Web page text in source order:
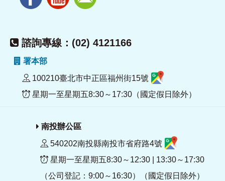
諮詢專線：(02) 4121166
署本部
100210臺北市中正區福州街15號
星期一至星期五8:30～17:30（國定假日除外）
南投辦公區
540202南投縣南投市省府路4號
星期一至星期五8:30～12:30 | 13:30～17:30
（公司登記：9:00～16:30）（國定假日除外）